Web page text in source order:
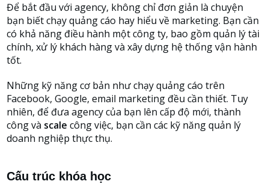
Để bắt đầu với agency, không chỉ đơn giản là chuyện
bạn biết chạy quảng cáo hay hiểu về marketing. Bạn cần
có khả năng điều hành một công ty, bao gồm quản lý tài
chính, xử lý khách hàng và xây dựng hệ thống vận hành
tốt.
Những kỹ năng cơ bản như chạy quảng cáo trên
Facebook, Google, email marketing đều cần thiết. Tuy
nhiên, để đưa agency của bạn lên cấp độ mới, thành
công và scale công việc, bạn cần các kỹ năng quản lý
doanh nghiệp thực thụ.
Cấu trúc khóa học